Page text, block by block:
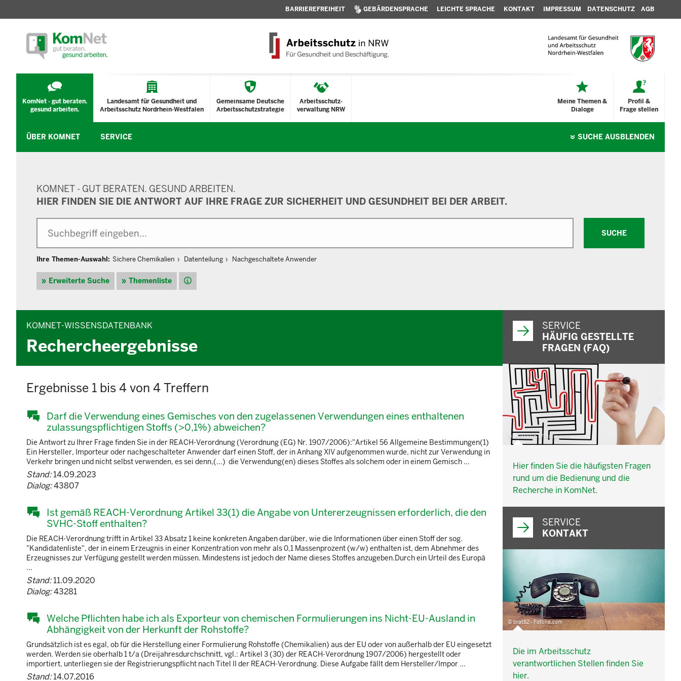
BARRIEREFREIHEIT GEBÄRDENSPRACHE LEICHTE SPRACHE KONTAKT IMPRESSUM DATENSCHUTZ AGB
KomNet - gut beraten.
gesund arbeiten.
Landesamt für Gesundheit und
Arbeitsschutz Nordrhein-Westfalen
Gemeinsame Deutsche
Arbeitsschutzstrategie
Arbeitsschutz-
verwaltung NRW
Profil &
Frage stellen
Meine Themen &
Dialoge
ÜBER KOMNET SERVICE SUCHE AUSBLENDEN
KOMNET - GUT BERATEN. GESUND ARBEITEN.
HIER FINDEN SIE DIE ANTWORT AUF IHRE FRAGE ZUR SICHERHEIT UND GESUNDHEIT BEI DER ARBEIT.
SUCHE
Ihre Themen-Auswahl: Sichere Chemikalien Datenteilung Nachgeschaltete Anwender
Erweiterte Suche Themenliste Hilfe
KOMNET-WISSENSDATENBANK
Rechercheergebnisse
Ergebnisse 1 bis 4 von 4 Treffern
Darf die Verwendung eines Gemisches von den zugelassenen Verwendungen eines enthaltenen
zulassungspflichtigen Stoffs (>0,1%) abweichen?
Die Antwort zu Ihrer Frage finden Sie in der REACH-Verordnung (Verordnung (EG) Nr. 1907/2006):"Artikel 56 Allgemeine Bestimmungen(1)
Ein Hersteller, Importeur oder nachgeschalteter Anwender darf einen Stoff, der in Anhang XIV aufgenommen wurde, nicht zur Verwendung in
Verkehr bringen und nicht selbst verwenden, es sei denn,(...) die Verwendung(en) dieses Stoffes als solchem oder in einem Gemisch ...
Stand:14.09.2023
Dialog:43807
Ist gemäß REACH-Verordnung Artikel 33(1) die Angabe von Untererzeugnissen erforderlich, die den
SVHC-Stoff enthalten?
Die REACH-Verordnung trifft in Artikel 33 Absatz 1 keine konkreten Angaben darüber, wie die Informationen über einen Stoff der sog.
"Kandidatenliste", der in einem Erzeugnis in einer Konzentration von mehr als 0,1 Massenprozent (w/w) enthalten ist, dem Abnehmer des
Erzeugnisses zur Verfügung gestellt werden müssen. Mindestens ist jedoch der Name dieses Stoffes anzugeben.Durch ein Urteil des Europä
...
Stand:11.09.2020
Dialog:43281
Welche Pflichten habe ich als Exporteur von chemischen Formulierungen ins Nicht-EU-Ausland in
Abhängigkeit von der Herkunft der Rohstoffe?
Grundsätzlich ist es egal, ob für die Herstellung einer Formulierung Rohstoffe (Chemikalien) aus der EU oder von außerhalb der EU eingesetzt
werden. Werden sie oberhalb 1 t/a (Dreijahresdurchschnitt, vgl.: Artikel 3 (30) der REACH-Verordnung 1907/2006) hergestellt oder
importiert, unterliegen sie der Registrierungspflicht nach Titel II der REACH-Verordnung. Diese Aufgabe fällt dem Hersteller/Impor ...
Stand:14.07.2016
SERVICE
HÄUFIG GESTELLTE
FRAGEN (FAQ)
© belekekin - Fotolia.com
Hier finden Sie die häufigsten Fragen
rund um die Bedienung und die
Recherche in KomNet.
SERVICE
KONTAKT
© brat82 - Fotolia.com
Die im Arbeitsschutz
verantwortlichen Stellen finden Sie
hier.